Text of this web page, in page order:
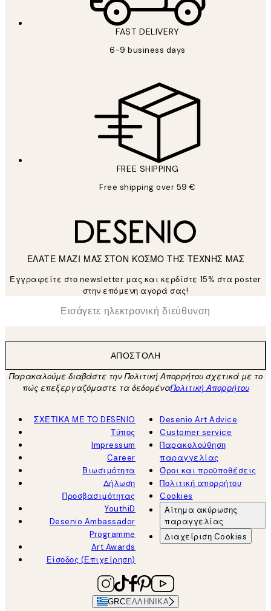
FAST DELIVERY
6-9 business days
FREE SHIPPING
Free shipping over 59 €
ΕΛΑΤΕ ΜΑΖΙ ΜΑΣ ΣΤΟΝ ΚΟΣΜΟ ΤΗΣ ΤΕΧΝΗΣ ΜΑΣ
Εγγραφείτε στο newsletter μας και κερδίστε 15% στα poster
στην επόμενη αγορά σας!
Ηλεκτρονική Διεύθυνση
ΑΠΟΣΤΟΛΉ
Παρακαλούμε διαβάστε την Πολιτική Απορρήτου σχετικά με το
πώς επεξεργαζόμαστε τα δεδομέναΠολιτική Απορρήτου
ΣΧΕΤΙΚΑ ΜΕ ΤΟ DESENIO
Τύπος
Impressum
Career
Βιωσιμότητα
Δήλωση
Προσβασιμότητας
YouthiD
Desenio Ambassador
Programme
Art Awards
Είσοδος (Επιχείρηση)
Desenio Art Advice
Customer service
Παρακολούθηση
παραγγελίας
Όροι και προϋποθέσεις
Πολιτική απορρήτου
Cookies
Αίτημα ακύρωσης
παραγγελίας
Διαχείριση Cookies
GRC ΕΛΛΗΝΙΚΆ